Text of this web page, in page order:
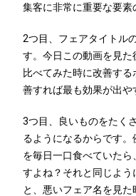
集客に非常に重要な要素
2つ目、フェアタイトル
す。今日この動画を見た
比べてみた時に改善す
善すれば最も効果が出や
3つ目、良いものをたく
るようになるからです
を毎日一口食べていた
すよね？それと同じよ
と、悪いフェア名を見